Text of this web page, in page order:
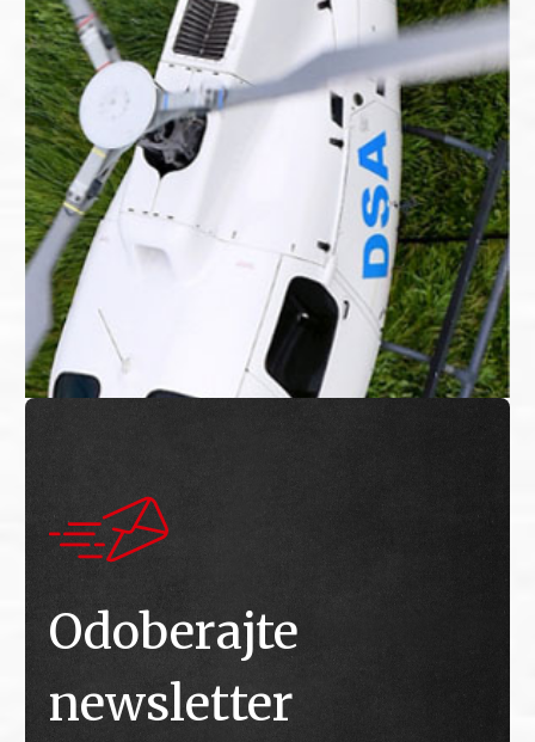
Odoberajte
newsletter